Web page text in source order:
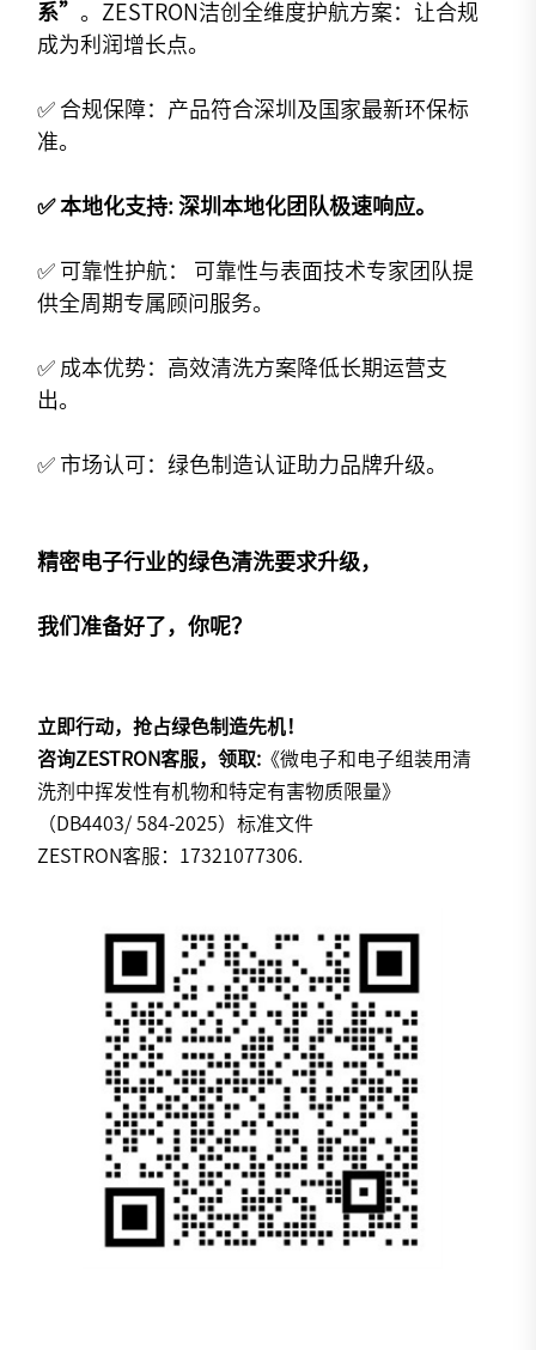
系” 。ZESTRON洁创全维度护航方案：让合规
成为利润增长点。
✅ 合规保障：产品符合深圳及国家最新环保标
准。
✅ 本地化支持: 深圳本地化团队极速响应。
✅ 可靠性护航： 可靠性与表面技术专家团队提
供全周期专属顾问服务。
✅ 成本优势：高效清洗方案降低长期运营支
出。
✅ 市场认可：绿色制造认证助力品牌升级。
精密电子行业的绿色清洗要求升级，
我们准备好了，你呢？
立即行动，抢占绿色制造先机！
咨询ZESTRON客服，领取: 《微电子和电子组装用清
洗剂中挥发性有机物和特定有害物质限量》
（DB4403/ 584-2025）标准文件
ZESTRON客服：17321077306.